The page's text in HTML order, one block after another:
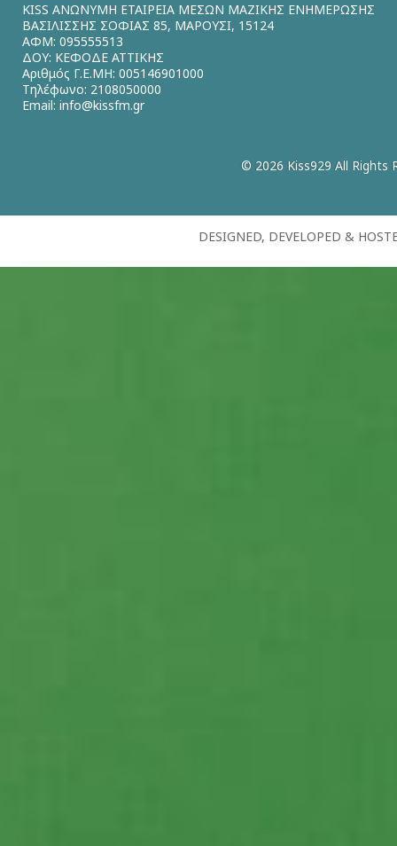
KISS ΑΝΩΝΥΜΗ ΕΤΑΙΡΕΙΑ ΜΕΣΩΝ ΜΑΖΙΚΗΣ ΕΝΗΜΕΡΩΣΗΣ
ΒΑΣΙΛΙΣΣΗΣ ΣΟΦΙΑΣ 85, ΜΑΡΟΥΣΙ, 15124
ΑΦΜ: 095555513
ΔΟΥ: ΚΕΦΟΔΕ ΑΤΤΙΚΗΣ
Αριθμός Γ.Ε.ΜΗ: 005146901000
Τηλέφωνο: 2108050000
Email: info@kissfm.gr
© 2026 Kiss929 All Rights
DESIGNED, DEVELOPED &